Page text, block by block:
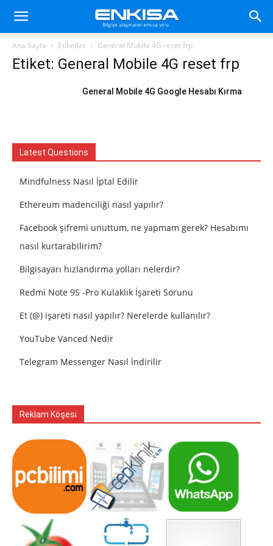
Ana Sayfa Etiketler General Mobile 4G reset frp
Etiket: General Mobile 4G reset frp
General Mobile 4G Google Hesabı Kırma
Latest Questions
Mindfulness Nasıl İptal Edilir
Ethereum madenciliği nasıl yapılır?
Facebook şifremi unuttum, ne yapmam gerek? Hesabımı
nasıl kurtarabilirim?
Bilgisayarı hızlandırma yolları nelerdir?
Redmi Note 9S -Pro Kulaklık İşareti Sorunu
Et (@) işareti nasıl yapılır? Nerelerde kullanılır?
YouTube Vanced Nedir
Telegram Messenger Nasıl İndirilir
Reklam Köşesi